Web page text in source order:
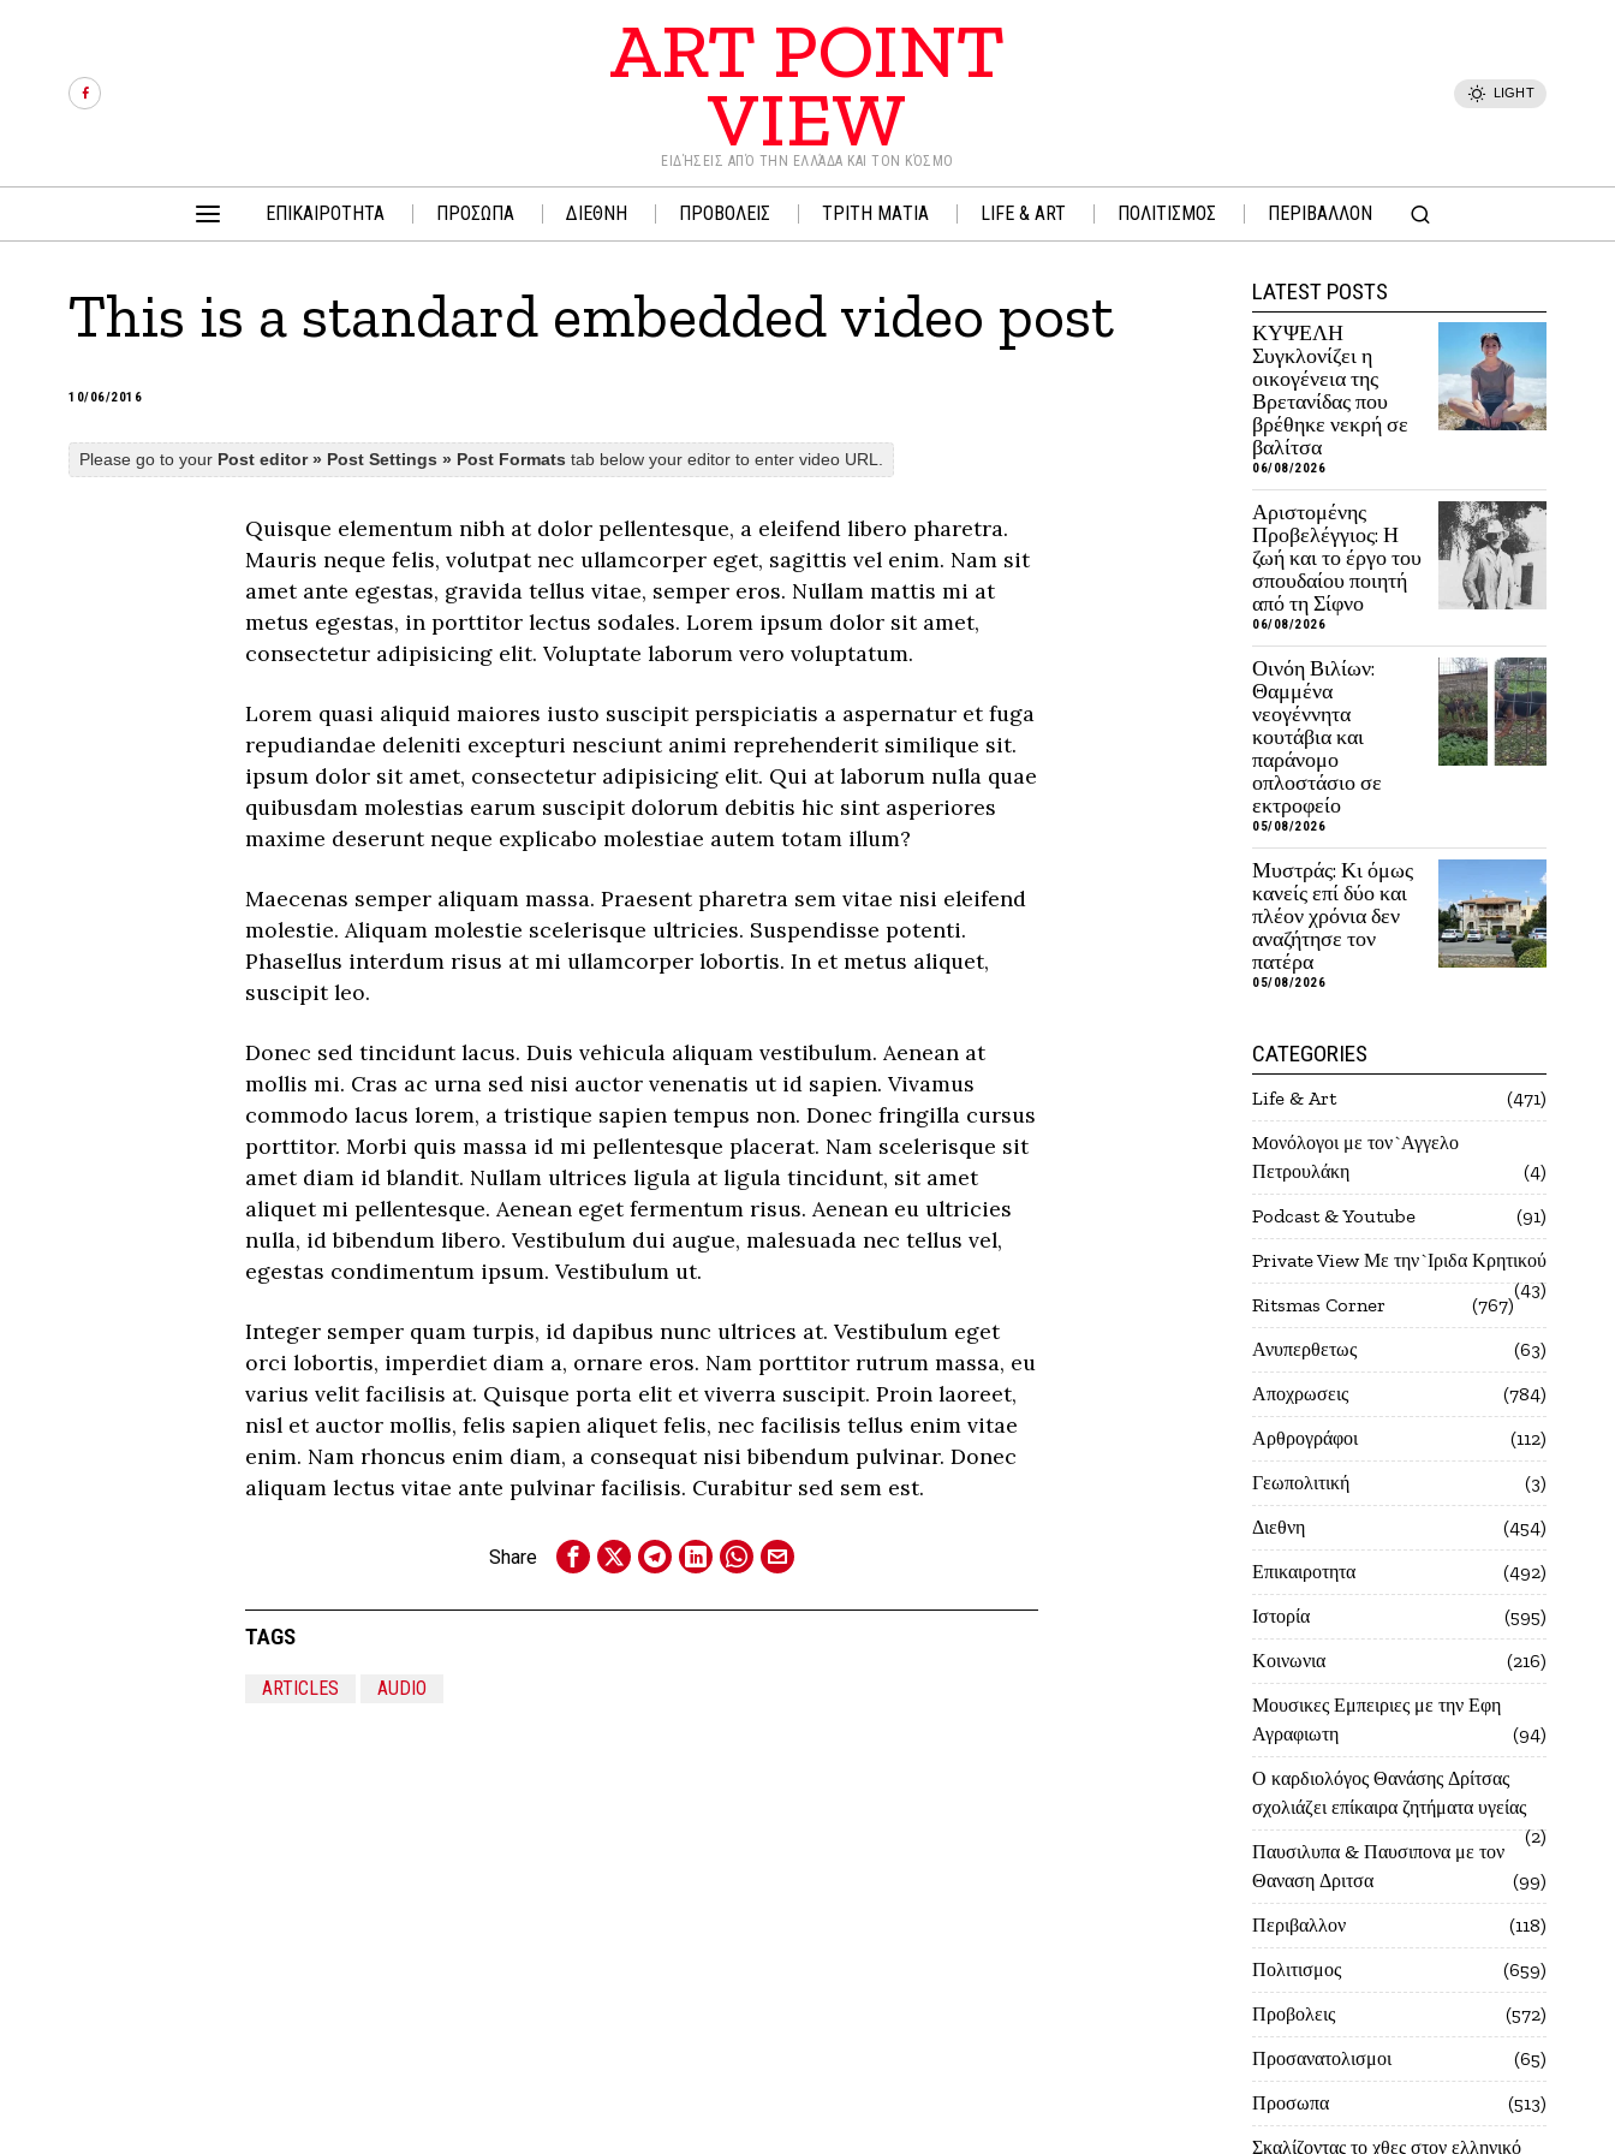
ART POINT
VIEW
ΕΙΔΉΣΕΙΣ ΑΠΌ ΤΗΝ ΕΛΛΆΔΑ ΚΑΙ ΤΟΝ ΚΌΣΜΟ
LIGHT
ΕΠΙΚΑΙΡΟΤΗΤΑ ΠΡΟΣΩΠΑ ΔΙΕΘΝΗ ΠΡΟΒΟΛΕΙΣ ΤΡΙΤΗ ΜΑΤΙΑ LIFE & ART ΠΟΛΙΤΙΣΜΟΣ ΠΕΡΙΒΑΛΛΟΝ
This is a standard embedded video post
10/06/2016
Please go to your Post editor » Post Settings » Post Formats tab below your editor to enter video URL.
Quisque elementum nibh at dolor pellentesque, a eleifend libero pharetra.
Mauris neque felis, volutpat nec ullamcorper eget, sagittis vel enim. Nam sit
amet ante egestas, gravida tellus vitae, semper eros. Nullam mattis mi at
metus egestas, in porttitor lectus sodales. Lorem ipsum dolor sit amet,
consectetur adipisicing elit. Voluptate laborum vero voluptatum.
Lorem quasi aliquid maiores iusto suscipit perspiciatis a aspernatur et fuga
repudiandae deleniti excepturi nesciunt animi reprehenderit similique sit.
ipsum dolor sit amet, consectetur adipisicing elit. Qui at laborum nulla quae
quibusdam molestias earum suscipit dolorum debitis hic sint asperiores
maxime deserunt neque explicabo molestiae autem totam illum?
Maecenas semper aliquam massa. Praesent pharetra sem vitae nisi eleifend
molestie. Aliquam molestie scelerisque ultricies. Suspendisse potenti.
Phasellus interdum risus at mi ullamcorper lobortis. In et metus aliquet,
suscipit leo.
Donec sed tincidunt lacus. Duis vehicula aliquam vestibulum. Aenean at
mollis mi. Cras ac urna sed nisi auctor venenatis ut id sapien. Vivamus
commodo lacus lorem, a tristique sapien tempus non. Donec fringilla cursus
porttitor. Morbi quis massa id mi pellentesque placerat. Nam scelerisque sit
amet diam id blandit. Nullam ultrices ligula at ligula tincidunt, sit amet
aliquet mi pellentesque. Aenean eget fermentum risus. Aenean eu ultricies
nulla, id bibendum libero. Vestibulum dui augue, malesuada nec tellus vel,
egestas condimentum ipsum. Vestibulum ut.
Integer semper quam turpis, id dapibus nunc ultrices at. Vestibulum eget
orci lobortis, imperdiet diam a, ornare eros. Nam porttitor rutrum massa, eu
varius velit facilisis at. Quisque porta elit et viverra suscipit. Proin laoreet,
nisl et auctor mollis, felis sapien aliquet felis, nec facilisis tellus enim vitae
enim. Nam rhoncus enim diam, a consequat nisi bibendum pulvinar. Donec
aliquam lectus vitae ante pulvinar facilisis. Curabitur sed sem est.
Share
TAGS
ARTICLES AUDIO
LATEST POSTS
ΚΥΨΕΛΗ
Συγκλονίζει η
οικογένεια της
Βρετανίδας που
βρέθηκε νεκρή σε
βαλίτσα
06/08/2026
Αριστομένης
Προβελέγγιος: Η
ζωή και το έργο του
σπουδαίου ποιητή
από τη Σίφνο
06/08/2026
Οινόη Βιλίων:
Θαμμένα
νεογέννητα
κουτάβια και
παράνομο
οπλοστάσιο σε
εκτροφείο
05/08/2026
Μυστράς: Κι όμως
κανείς επί δύο και
πλέον χρόνια δεν
αναζήτησε τον
πατέρα
05/08/2026
CATEGORIES
Life & Art
471
Mονόλογοι με τον`Αγγελο
Πετρουλάκη
4
Podcast & Youtube
91
Private View Με την`Ιριδα Κρητικού
43
Ritsmas Corner
767
Ανυπερθετως
63
Αποχρωσεις
784
Αρθρογράφοι
112
Γεωπολιτική
3
Διεθνη
454
Επικαιροτητα
492
Ιστορία
595
Κοινωνια
216
Μουσικες Εμπειριες με την Εφη
Αγραφιωτη
94
Ο καρδιολόγος Θανάσης Δρίτσας
σχολιάζει επίκαιρα ζητήματα υγείας
2
Παυσιλυπα & Παυσιπονα με τον
Θαναση Δριτσα
99
Περιβαλλον
118
Πολιτισμος
659
Προβολεις
572
Προσανατολισμοι
65
Προσωπα
513
Σκαλίζοντας το χθες στον ελληνικό